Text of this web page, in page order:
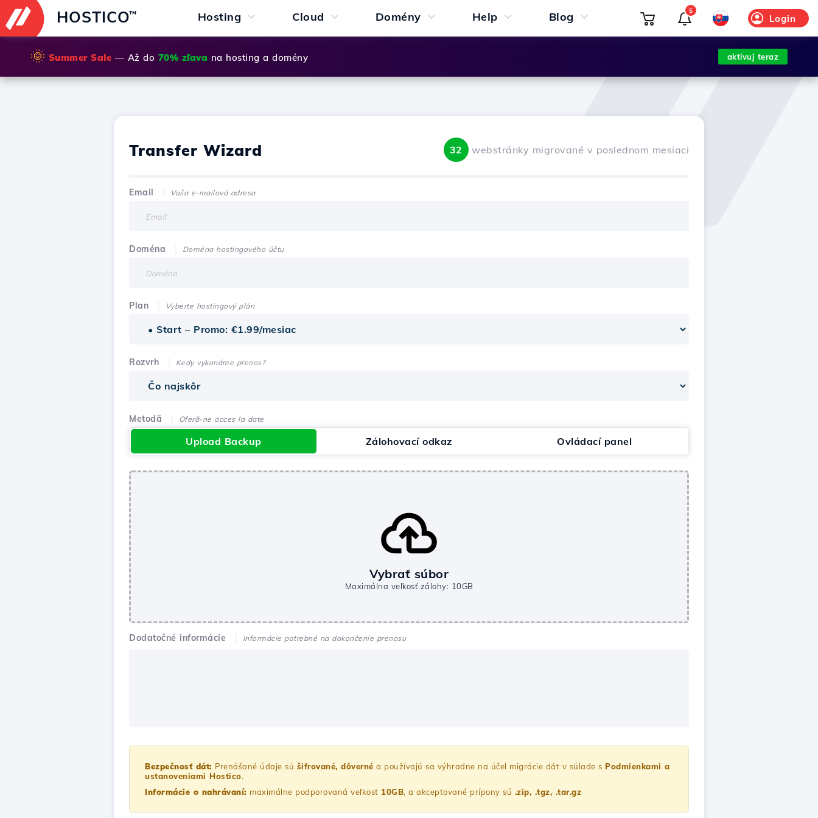
HOSTICO™ Hosting Cloud Domény Help Blog Login
5
🌞 Summer Sale — Až do 70% zľava na hosting a domény aktivuj teraz
Transfer Wizard 32 webstránky migrované v poslednom mesiaci
Email Vaša e-mailová adresa
Doména Doména hostingového účtu
Plan Vyberte hostingový plán
Rozvrh Kedy vykonáme prenos?
Metodă Oferă-ne acces la date
Upload Backup Zálohovací odkaz Ovládací panel
Vybrať súbor
Maximálna veľkosť zálohy: 10GB
Dodatočné informácie Informácie potrebné na dokončenie prenosu
Bezpečnosť dát: Prenášané údaje sú šifrované, dôverné a používajú sa výhradne na účel migrácie dát v súlade s Podmienkami a
ustanoveniami Hostico.
Informácie o nahrávaní: maximálne podporovaná veľkosť 10GB, a akceptované prípony sú .zip, .tgz, .tar.gz